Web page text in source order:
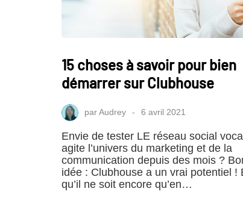
15 choses à savoir pour bien
démarrer sur Clubhouse
parAudrey 6 avril 2021
Envie de tester LE réseau social
agite l’univers du marketing et de la
communication depuis des mois ?
idée : Clubhouse a un vrai potentiel !
qu’il ne soit encore qu’en…